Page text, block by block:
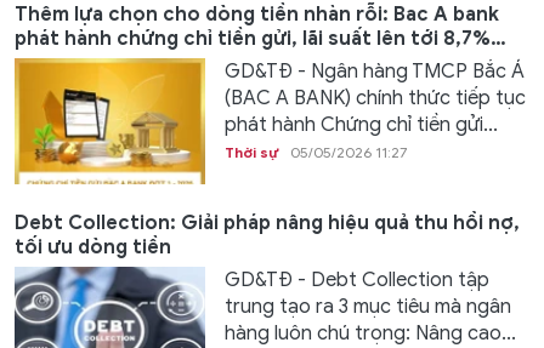
Thêm lựa chọn cho dòng tiền nhàn rỗi: Bac A bank
phát hành chứng chỉ tiền gửi, lãi suất lên tới 8,7%
/năm
GD&TĐ - Ngân hàng TMCP Bắc Á
(BAC A BANK) chính thức tiếp tục
phát hành Chứng chỉ tiền gửi...
Thời sự 05/05/2026 11:27
Debt Collection: Giải pháp nâng hiệu quả thu hồi nợ,
tối ưu dòng tiền
GD&TĐ - Debt Collection tập
trung tạo ra 3 mục tiêu mà ngân
hàng luôn chú trọng: Nâng cao...